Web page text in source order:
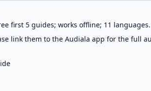
first 5 guides; works offline; 11
link them to the Audiala app for the full